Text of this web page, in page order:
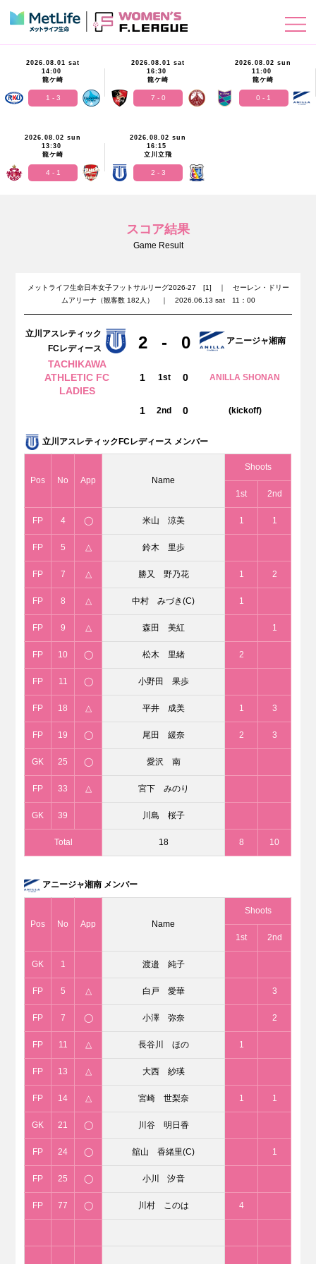
2026.08.01 sat
14:00
龍ケ崎
1 - 3
2026.08.01 sat
16:30
龍ケ崎
7 - 0
2026.08.02 sun
11:00
龍ケ崎
0 - 1
2026.08.02 sun
13:30
龍ケ崎
4 - 1
2026.08.02 sun
16:15
立川立飛
2 - 3
スコア結果
Game Result
メットライフ生命日本女子フットサルリーグ2026-27 [1] ｜ セーレン・ドリー
ムアリーナ（観客数 182人） ｜ 2026.06.13 sat 11：00
立川アスレティック
FCレディース
2 - 0 アニージャ湘南
TACHIKAWA
ATHLETIC FC
LADIES
1 1st 0 ANILLA SHONAN
1 2nd 0 (kickoff)
立川アスレティックFCレディース メンバー
Pos No App Name
Shoots
1st 2nd
FP 4 ◯ 米山 涼美 1 1
FP 5 △ 鈴木 里歩
FP 7 △ 勝又 野乃花 1 2
FP 8 △ 中村 みづき(C) 1
FP 9 △ 森田 美紅 1
FP 10 ◯ 松木 里緒 2
FP 11 ◯ 小野田 果歩
FP 18 △ 平井 成美 1 3
FP 19 ◯ 尾田 緩奈 2 3
GK 25 ◯ 愛沢 南
FP 33 △ 宮下 みのり
GK 39 川島 桜子
Total 18 8 10
アニージャ湘南 メンバー
Pos No App Name
Shoots
1st 2nd
GK 1 渡邉 純子
FP 5 △ 白戸 愛華 3
FP 7 ◯ 小澤 弥奈 2
FP 11 △ 長谷川 ほの 1
FP 13 △ 大西 紗瑛
FP 14 △ 宮崎 世梨奈 1 1
GK 21 ◯ 川谷 明日香
FP 24 ◯ 舘山 香緒里(C) 1
FP 25 ◯ 小川 汐音
FP 77 ◯ 川村 このは 4